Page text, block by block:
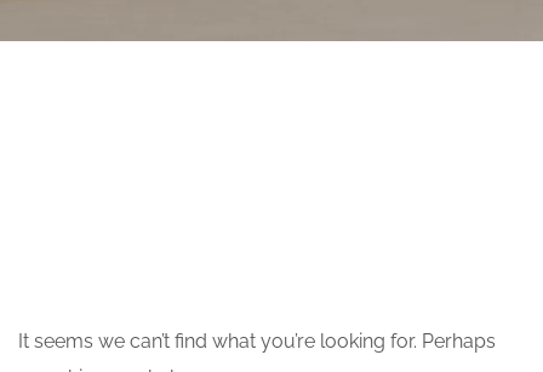
It seems we can’t find what you’re looking for. Perhaps